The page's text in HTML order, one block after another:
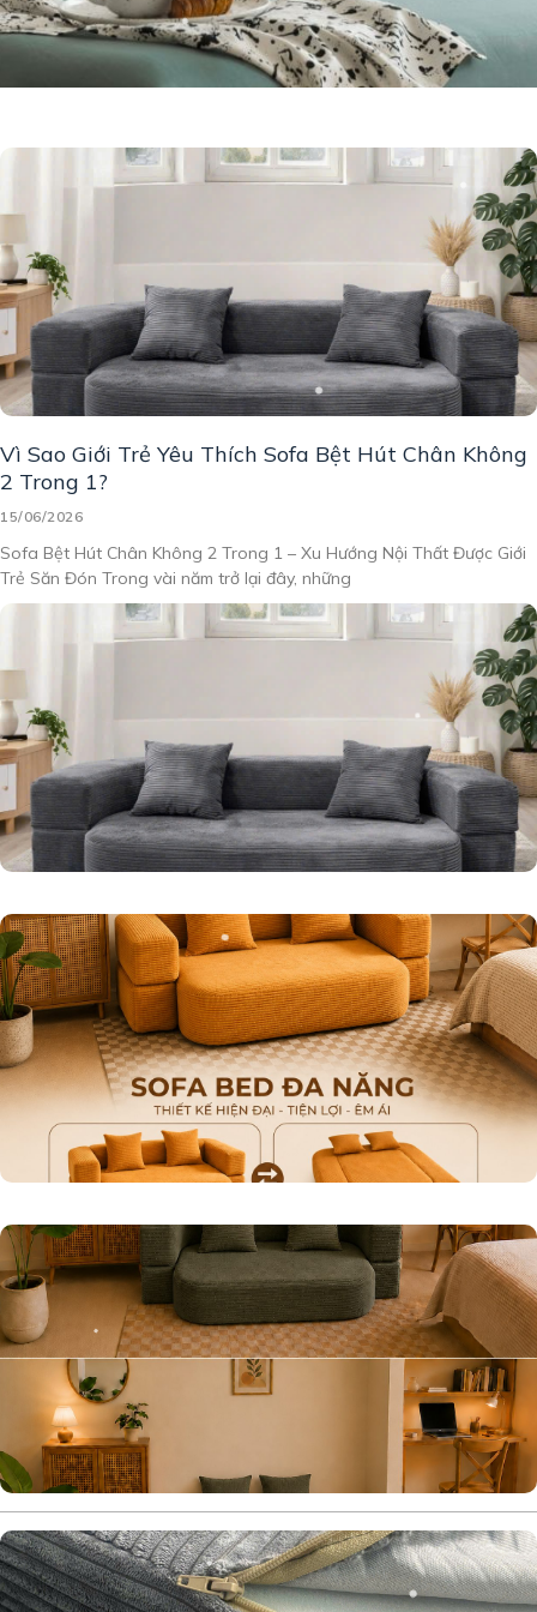
Vì Sao Giới Trẻ Yêu Thích Sofa Bệt Hút Chân Không
2 Trong 1?
15/06/2026
Sofa Bệt Hút Chân Không 2 Trong 1 – Xu Hướng Nội Thất Được Giới
Trẻ Săn Đón Trong vài năm trở lại đây, những